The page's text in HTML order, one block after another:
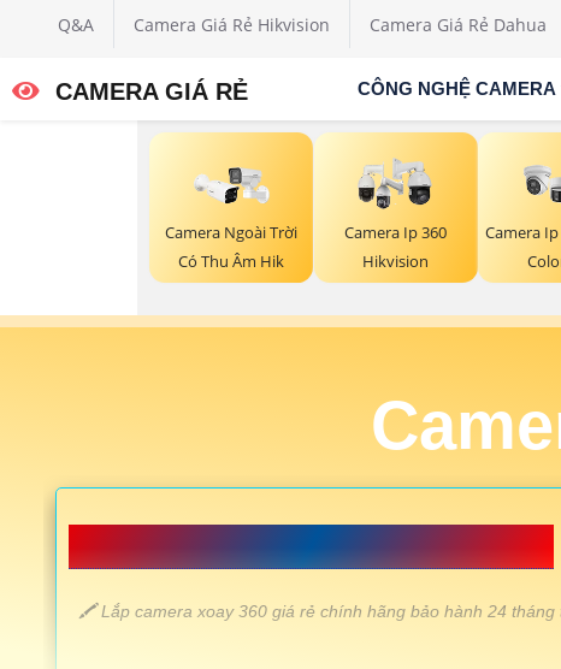
Q&A Camera Giá Rẻ Hikvision Camera Giá Rẻ Dahua
CAMERA GIÁ RẺ CÔNG NGHỆ CAMERA
Camera Ngoài Trời
Có Thu Âm Hik
Camera Ip 360
Hikvision
Camera
️🖍 Lắp camera xoay 360 giá rẻ chính hãng bảo hành 24